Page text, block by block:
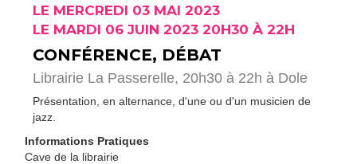
LE MERCREDI 03 MAI 2023
LE MARDI 06 JUIN 2023 20H30 À 22H
CONFÉRENCE, DÉBAT
Librairie La Passerelle, 20h30 à 22h à Dole
Présentation, en alternance, d'une ou d'un musicien de
jazz.
Informations Pratiques
Cave de la librairie